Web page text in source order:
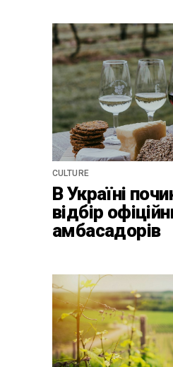
CULTURE
В Україні
відбір
амбасадорів
спадщини La
Бордо